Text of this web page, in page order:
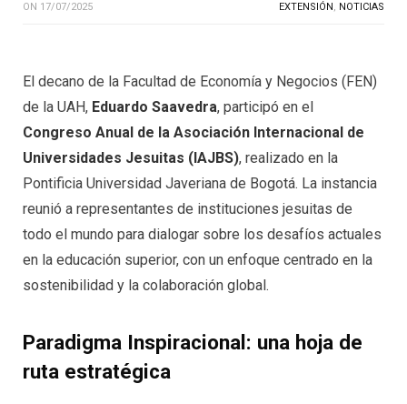
ON 17/07/2025 EXTENSIÓN, NOTICIAS
El decano de la Facultad de Economía y Negocios (FEN)
de la UAH, Eduardo Saavedra, participó en el
Congreso Anual de la Asociación Internacional de
Universidades Jesuitas (IAJBS), realizado en la
Pontificia Universidad Javeriana de Bogotá. La instancia
reunió a representantes de instituciones jesuitas de
todo el mundo para dialogar sobre los desafíos actuales
en la educación superior, con un enfoque centrado en la
sostenibilidad y la colaboración global.
Paradigma Inspiracional: una hoja de
ruta estratégica